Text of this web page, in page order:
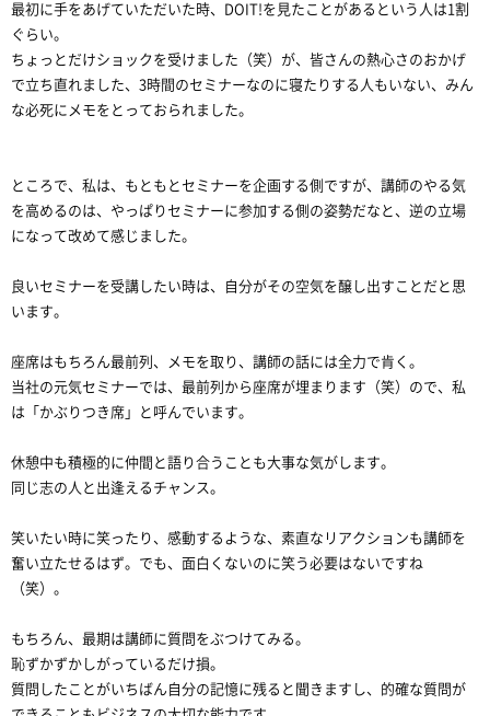
最初に手をあげていただいた時、DOIT!を見たことがあるという人は1割
ぐらい。
ちょっとだけショックを受けました（笑）が、皆さんの熱心さのおかげ
で立ち直れました、3時間のセミナーなのに寝たりする人もいない、みん
な必死にメモをとっておられました。
ところで、私は、もともとセミナーを企画する側ですが、講師のやる気
を高めるのは、やっぱりセミナーに参加する側の姿勢だなと、逆の立場
になって改めて感じました。
良いセミナーを受講したい時は、自分がその空気を醸し出すことだと思
います。
座席はもちろん最前列、メモを取り、講師の話には全力で肯く。
当社の元気セミナーでは、最前列から座席が埋まります（笑）ので、私
は「かぶりつき席」と呼んでいます。
休憩中も積極的に仲間と語り合うことも大事な気がします。
同じ志の人と出逢えるチャンス。
笑いたい時に笑ったり、感動するような、素直なリアクションも講師を
奮い立たせるはず。でも、面白くないのに笑う必要はないですね
（笑）。
もちろん、最期は講師に質問をぶつけてみる。
恥ずかずかしがっているだけ損。
質問したことがいちばん自分の記憶に残ると聞きますし、的確な質問が